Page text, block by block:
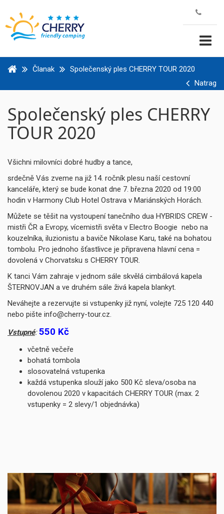
Članak
Společenský ples CHERRY TOUR 2020
Natrag
Společenský ples CHERRY
TOUR 2020
Všichni milovníci dobré hudby a tance,
srdečně Vás zveme na již 14. ročník plesu naší cestovní
kanceláře, který se bude konat dne 7. března 2020 od 19:00
hodin v Harmony Club Hotel Ostrava v Mariánských Horách.
Můžete se těšit na vystoupení tanečního dua HYBRIDS CREW -
mistři ČR a Evropy, vícemistři světa v Electro Boogie nebo na
kouzelníka, iluzionistu a baviče Nikolase Karu, také na bohatou
tombolu. Pro jednoho šťastlivce je připravena hlavní cena =
dovolená v Chorvatsku s CHERRY TOUR.
K tanci Vám zahraje v jednom sále skvělá cimbálová kapela
ŠTERNOVJAN a ve druhém sále živá kapela blankyt.
Neváhejte a rezervujte si vstupenky již nyní, volejte 725 120 440
nebo pište info@cherry-tour.cz.
Vstupné:550 Kč
včetně večeře
bohatá tombola
slosovatelná vstupenka
každá vstupenka slouží jako 500 Kč sleva/osoba na
dovolenou 2020 v kapacitách CHERRY TOUR (max. 2
vstupenky = 2 slevy/1 objednávka)